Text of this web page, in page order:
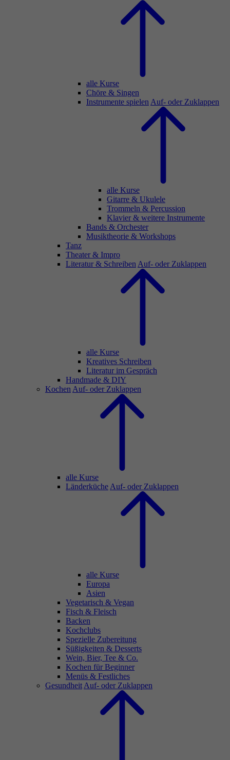
alle Kurse
Chöre & Singen
Instrumente spielen Auf- oder Zuklappen
alle Kurse
Gitarre & Ukulele
Trommeln & Percussion
Klavier & weitere Instrumente
Bands & Orchester
Musiktheorie & Workshops
Tanz
Theater & Impro
Literatur & Schreiben Auf- oder Zuklappen
alle Kurse
Kreatives Schreiben
Literatur im Gespräch
Handmade & DIY
Kochen Auf- oder Zuklappen
alle Kurse
Länderküche Auf- oder Zuklappen
alle Kurse
Europa
Asien
Vegetarisch & Vegan
Fisch & Fleisch
Backen
Kochclubs
Spezielle Zubereitung
Süßigkeiten & Desserts
Wein, Bier, Tee & Co.
Kochen für Beginner
Menüs & Festliches
Gesundheit Auf- oder Zuklappen